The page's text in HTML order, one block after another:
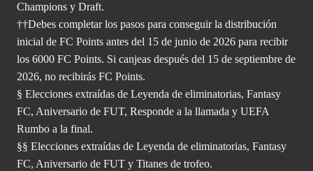
Champions y Draft.
††Debes completar los pasos para conseguir la distribución
inicial de FC Points antes del 15 de junio de 2026 para recibir
los 6000 FC Points. Si canjeas después del 15 de septiembre de
2026, no recibirás FC Points.
§ Elecciones extraídas de Leyenda de eliminatorias, Fantasy
FC, Aniversario de FUT, Responde a la llamada y UEFA
Rumbo a la final.
§§ Elecciones extraídas de Leyenda de eliminatorias, Fantasy
FC, Aniversario de FUT y Titanes de trofeo.